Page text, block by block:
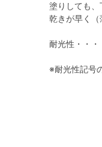
塗りしても、
乾きが早く（
耐光性・・
※耐光性記